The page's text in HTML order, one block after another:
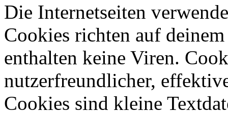
Die Internetseiten
Cookies richten auf
enthalten keine Viren.
nutzerfreundlicher,
Cookies sind kleine